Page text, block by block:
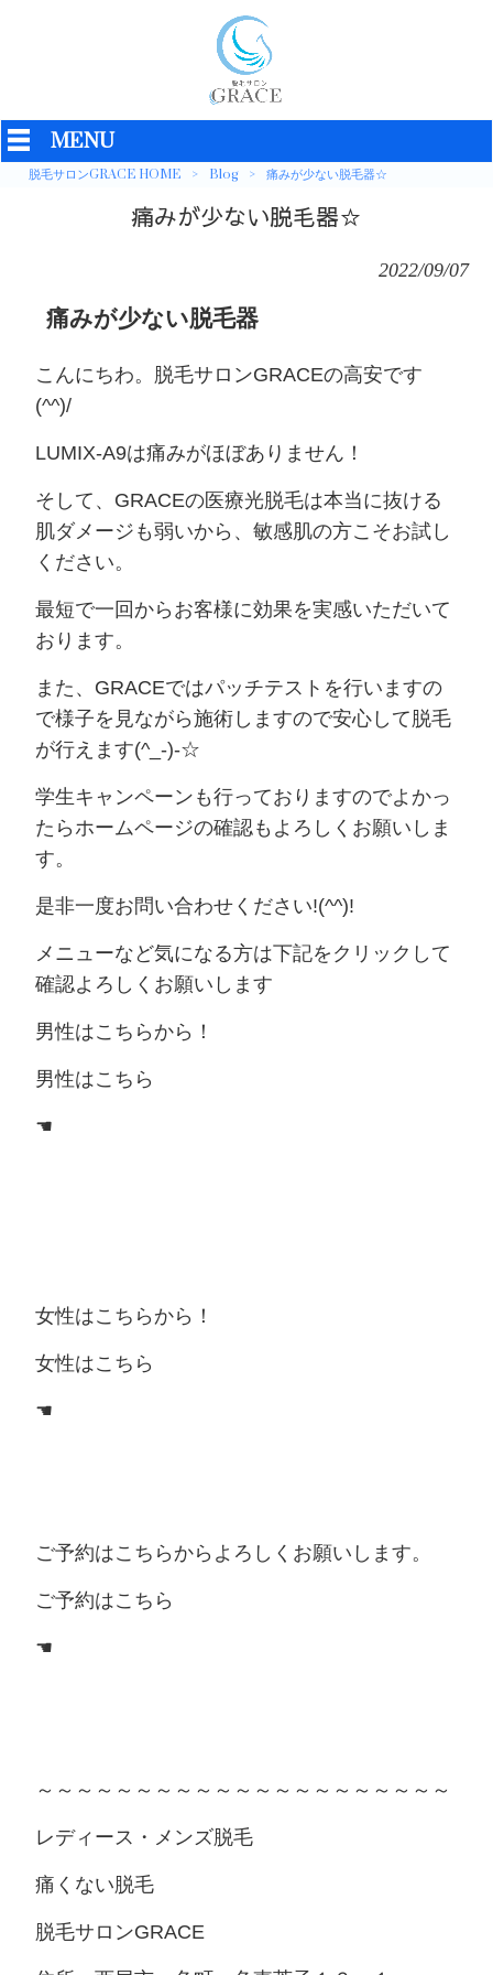
MENU
脱毛サロンGRACE HOME > Blog > 痛みが少ない脱毛器☆
痛みが少ない脱毛器☆
2022/09/07
痛みが少ない脱毛器
こんにちわ。脱毛サロンGRACEの高安です
(^^)/
LUMIX-A9は痛みがほぼありません！
そして、GRACEの医療光脱毛は本当に抜ける
肌ダメージも弱いから、敏感肌の方こそお試し
ください。
最短で一回からお客様に効果を実感いただいて
おります。
また、GRACEではパッチテストを行いますの
で様子を見ながら施術しますので安心して脱毛
が行えます(^_-)-☆
学生キャンペーンも行っておりますのでよかっ
たらホームページの確認もよろしくお願いしま
す。
是非一度お問い合わせください!(^^)!
メニューなど気になる方は下記をクリックして
確認よろしくお願いします
男性はこちらから！
男性はこちら
☚
女性はこちらから！
女性はこちら
☚
ご予約はこちらからよろしくお願いします。
ご予約はこちら
☚
～～～～～～～～～～～～～～～～～～～～～
レディース・メンズ脱毛
痛くない脱毛
脱毛サロンGRACE